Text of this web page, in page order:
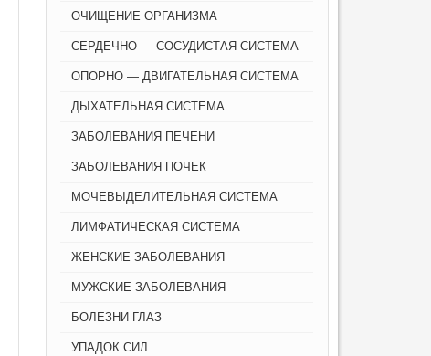
ОЧИЩЕНИЕ ОРГАНИЗМА
СЕРДЕЧНО — СОСУДИСТАЯ СИСТЕМА
ОПОРНО — ДВИГАТЕЛЬНАЯ СИСТЕМА
ДЫХАТЕЛЬНАЯ СИСТЕМА
ЗАБОЛЕВАНИЯ ПЕЧЕНИ
ЗАБОЛЕВАНИЯ ПОЧЕК
МОЧЕВЫДЕЛИТЕЛЬНАЯ СИСТЕМА
ЛИМФАТИЧЕСКАЯ СИСТЕМА
ЖЕНСКИЕ ЗАБОЛЕВАНИЯ
МУЖСКИЕ ЗАБОЛЕВАНИЯ
БОЛЕЗНИ ГЛАЗ
УПАДОК СИЛ